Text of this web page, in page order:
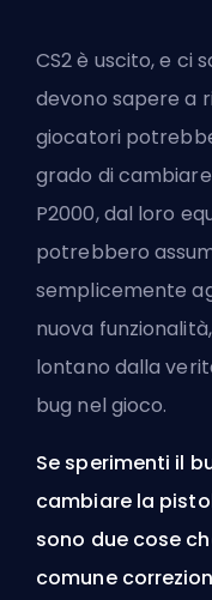
CS2 è uscito, e ci
devono sapere a
giocatori
grado di
P2000, dal loro
potrebbero
semplicemente
nuova
lontano dalla
bug nel gioco.
Se sperimenti il
cambiare la
sono due cose
comune